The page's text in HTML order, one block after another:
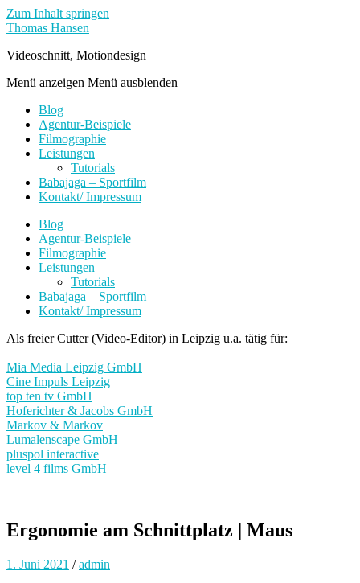
Zum Inhalt springen
Thomas Hansen
Videoschnitt, Motiondesign
Menü anzeigen Menü ausblenden
Blog
Agentur-Beispiele
Filmographie
Leistungen
Tutorials
Babajaga – Sportfilm
Kontakt/ Impressum
Blog
Agentur-Beispiele
Filmographie
Leistungen
Tutorials
Babajaga – Sportfilm
Kontakt/ Impressum
Als freier Cutter (Video-Editor) in Leipzig u.a. tätig für:
Mia Media Leipzig GmbH
Cine Impuls Leipzig
top ten tv GmbH
Hoferichter & Jacobs GmbH
Markov & Markov
Lumalenscape GmbH
pluspol interactive
level 4 films GmbH
Ergonomie am Schnittplatz | Maus
1. Juni 2021 /admin